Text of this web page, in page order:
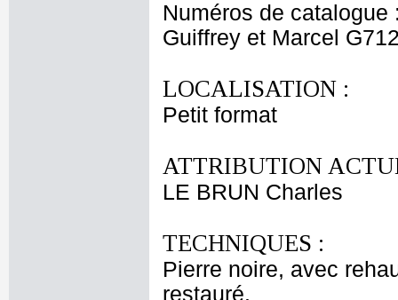
Numéros de catalogue
Guiffrey et Marcel
LOCALISATION :
Petit format
ATTRIBUTION
LE BRUN Charles
TECHNIQUES :
Pierre noire, avec
restauré.